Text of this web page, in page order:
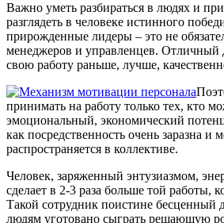
Важно уметь разбираться в людях и
разглядеть в человеке истинного
прирожденные лидеры – это не
менеджеров и управленцев. Отличный
свою работу раньше, лучше,
принимать на работу только тех, кто
эмоциональный, экономический
как посредственность очень заразна и
распространяется в коллективе.
Человек, заряженный энтузиазмом,
сделает в 2-3 раза больше той работы,
Такой сотрудник поистине бесценный
людям уготовано сыграть решающую